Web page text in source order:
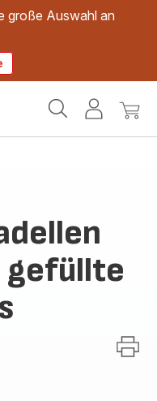
große Auswahl an
Mein
Mein
gefüllte